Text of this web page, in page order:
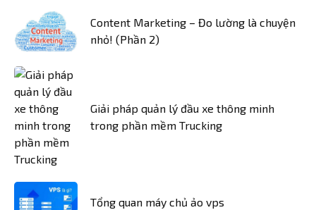
Content Marketing – Đo lường là chuyện
nhỏ! (Phần 2)
Giải pháp quản lý đầu xe thông minh
trong phần mềm Trucking
Tổng quan máy chủ ảo vps